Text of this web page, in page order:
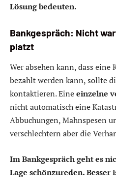
Lösung bedeuten.
Bankgespräch: Nicht
platzt
Wer absehen kann, dass
bezahlt werden kann, sollte
kontaktieren. Eineeinzelne
nicht automatisch eine
Abbuchungen, Mahnspesen
verschlechtern aber die
Im Bankgespräch geht es
Lage schönzureden.